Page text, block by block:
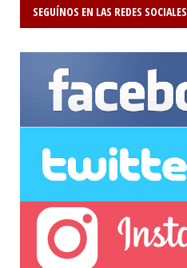
SEGUÍNOS EN LAS REDES SOCIALES